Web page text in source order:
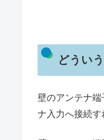
どうい
壁のアンテナ
ナ入力へ接続す